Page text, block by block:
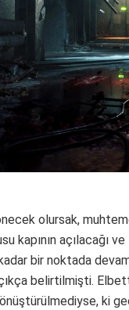
olursak,
kapının açılacağı
bir noktada
belirtilmişti.
ki